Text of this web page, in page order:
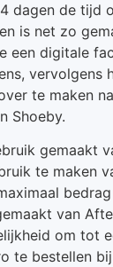
dagen de tijd
is net zo
een digitale
vervolgens
te maken
Shoeby.
gemaakt
te maken
van
om tot
te bestellen